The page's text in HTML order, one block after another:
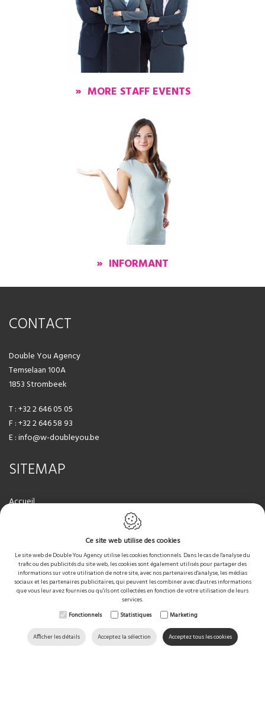
» MORE STAFF EVENTS
» INFORMANT
CONTACT
Double You Agency
Temselaan 100A
1853 Strombeek
T : +32 2 646 05 05
F : +32 2 646 58 93
E : info@w-doubleyou.be
SITEMAP
Accueil
Méthode de travail
Références
Contact
Ce site web utilise des cookies
Le site web de Double You Agency utilise les cookies fonctionnels. Dans le cas de l'analyse du
trafic ou des publicités du site web, les cookies sont également utilisés pour partager des
informations sur votre utilisation de notre site, avec nos partenaires d'analyse, les médias
sociaux et les partenaires publicitaires, qui peuvent les combiner avec d'autres informations
que vous leur avez fournies ou qu'ils ont collectées en fonction de votre utilisation de leurs
services.
Fonctionnels
Statistiques Marketing
Afficher les détails Acceptez la sélection Acceptez tous les cookies